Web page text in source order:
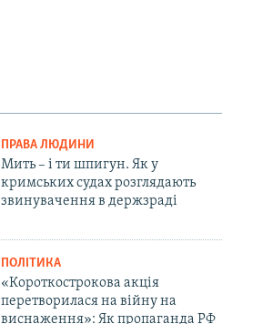
ПРАВА ЛЮДИНИ
Мить – і ти шпигун. Як у
кримських судах розглядають
звинувачення в держзраді
ПОЛІТИКА
«Короткострокова акція
перетворилася на війну на
виснаження»: Як пропаганда РФ